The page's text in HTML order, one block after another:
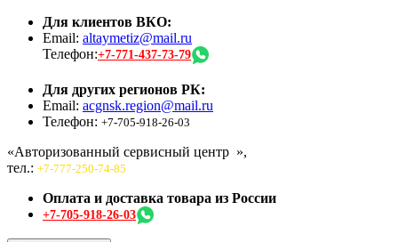
Для клиентов ВКО:
Email: altaymetiz@mail.ru
Телефон:+7-771-437-73-79
Для других регионов РК:
Email: acgnsk.region@mail.ru
Телефон: +7-705-918-26-03
«Авторизованный сервисный центр »,
тел.: +7-777-250-74-85
Оплата и доставка товара из России
+7-705-918-26-03